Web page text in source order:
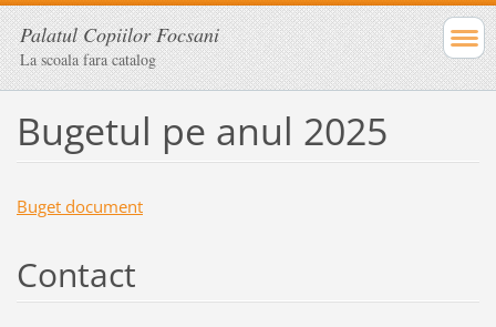
Palatul Copiilor Focsani
La scoala fara catalog
Bugetul pe anul 2025
Buget document
Contact